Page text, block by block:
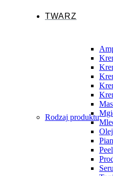
TWARZ
Rodzaj produktu